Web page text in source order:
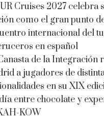
Cruises 2027 celebra
como el gran punto
internacional del
en español
de la Integración
a jugadores de
en su XIX
entre chocolate y
KOW